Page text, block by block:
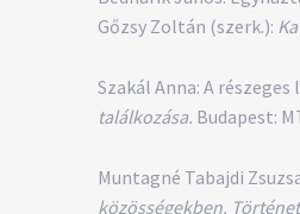
Gőzsy Zoltán (szerk.):
Szakál Anna: A
találkozása. Budapest:
Muntagné Tabajdi
közösségekben.